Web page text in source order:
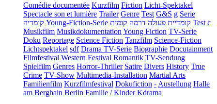
Comédie documentée Kurzfilm Fiction Licht-Spektakel
Spectacle son et lumière Trailer Genre Test G&S g Serie
קומדיה Young-Fiction-Serie קומדיית פעולה דרמה קומית
Test c
Musikfilm Musikdokumentation Young Fiction TV-Serie
Doku Reportage Science Fiction Tanzfilm Science-Fiction
Lichtspektakel sdf Drama TV-Serie Biographie Docutainment
Filmfestival Western Festival Romantik TV-Sendung
Spielfilm Genres Horror-Thriller Satire Divers History True
Crime TV-Show Multimedia-Installation Martial Arts
Familienfilm Kurzfilmfestival Dokufiction - Austellung Halle
am Berghain Berlin Familie / Kinder Kdrama